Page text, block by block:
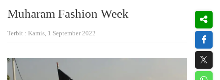
Muharam Fashion Week
Terbit : Kamis, 1 September 2022